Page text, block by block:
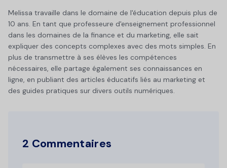
Melissa travaille dans le domaine de l'éducation depuis plus de
10 ans. En tant que professeure d'enseignement professionnel
dans les domaines de la finance et du marketing, elle sait
expliquer des concepts complexes avec des mots simples. En
plus de transmettre à ses élèves les compétences
nécessaires, elle partage également ses connaissances en
ligne, en publiant des articles éducatifs liés au marketing et
des guides pratiques sur divers outils numériques.
2 Commentaires